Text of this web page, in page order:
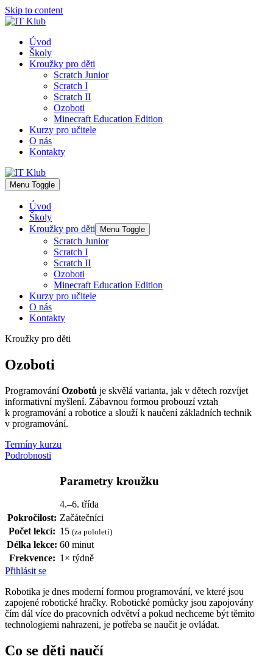
Skip to content
Úvod
Školy
Kroužky pro děti
Scratch Junior
Scratch I
Scratch II
Ozoboti
Minecraft Education Edition
Kurzy pro učitele
O nás
Kontakty
Menu Toggle
Úvod
Školy
Kroužky pro děti
Menu Toggle
Scratch Junior
Scratch I
Scratch II
Ozoboti
Minecraft Education Edition
Kurzy pro učitele
O nás
Kontakty
Kroužky pro děti
Ozoboti
ProgramováníOzobotů je skvělá varianta, jak v dětech rozvíjet
informativní myšlení. Zábavnou formou probouzí vztah
k programování a robotice a slouží k naučení základních technik
v programování.
Termíny kurzu
Podrobnosti
Parametry kroužku
4.–6. třída
Pokročilost: Začátečníci
Počet lekcí: 15 (za pololetí)
Délka lekce: 60 minut
Frekvence: 1× týdně
Přihlásit se
Robotika je dnes moderní formou programování, ve které jsou
zapojené robotické hračky. Robotické pomůcky jsou zapojovány
čím dál více do pracovních odvětví a pokud nechceme být těmito
technologiemi nahrazeni, je potřeba se naučit je ovládat.
Co se děti naučí